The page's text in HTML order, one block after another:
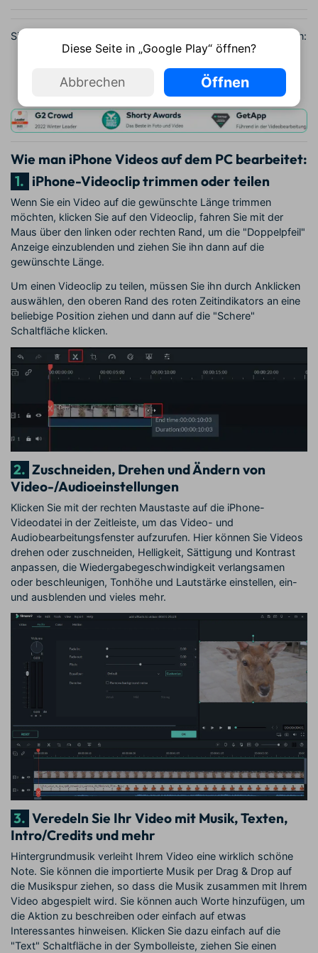
Sie können Filmora kostenlos herunterladen und ausprobieren:
100% Sicherheit verifiziert | Keine Malware
Wie man iPhone Videos auf dem PC bearbeitet:
1. iPhone-Videoclip trimmen oder teilen
Wenn Sie ein Video auf die gewünschte Länge trimmen
möchten, klicken Sie auf den Videoclip, fahren Sie mit der
Maus über den linken oder rechten Rand, um die "Doppelpfeil"
Anzeige einzublenden und ziehen Sie ihn dann auf die
gewünschte Länge.
Um einen Videoclip zu teilen, müssen Sie ihn durch Anklicken
auswählen, den oberen Rand des roten Zeitindikators an eine
beliebige Position ziehen und dann auf die "Schere"
Schaltfläche klicken.
2. Zuschneiden, Drehen und Ändern von
Video-/Audioeinstellungen
Klicken Sie mit der rechten Maustaste auf die iPhone-
Videodatei in der Zeitleiste, um das Video- und
Audiobearbeitungsfenster aufzurufen. Hier können Sie Videos
drehen oder zuschneiden, Helligkeit, Sättigung und Kontrast
anpassen, die Wiedergabegeschwindigkeit verlangsamen
oder beschleunigen, Tonhöhe und Lautstärke einstellen, ein-
und ausblenden und vieles mehr.
3. Veredeln Sie Ihr Video mit Musik, Texten,
Intro/Credits und mehr
Hintergrundmusik verleiht Ihrem Video eine wirklich schöne
Note. Sie können die importierte Musik per Drag & Drop auf
die Musikspur ziehen, so dass die Musik zusammen mit Ihrem
Video abgespielt wird. Sie können auch Worte hinzufügen, um
die Aktion zu beschreiben oder einfach auf etwas
Interessantes hinweisen. Klicken Sie dazu einfach auf die
"Text" Schaltfläche in der Symbolleiste, ziehen Sie einen
Diese Seite in „Google Play“ öffnen?
Abbrechen Öffnen